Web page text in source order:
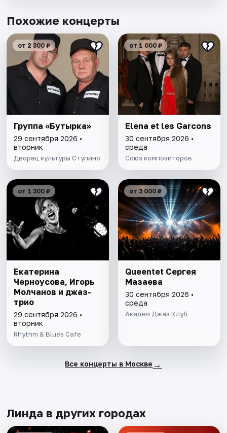
Похожие концерты
от 2 300 ₽
Группа «Бутырка»
29 сентября 2026 •
вторник
Дворец культуры Ступино
от 1 000 ₽
Elena et les Garcons
30 сентября 2026 •
среда
Союз композиторов
от 1 300 ₽
Екатерина
Черноусова, Игорь
Молчанов и джаз-
трио
29 сентября 2026 •
вторник
Rhythm & Blues Cafe
от 3 000 ₽
Queentet Сергея
Мазаева
30 сентября 2026 •
среда
Академ Джаз Клуб
Все концерты в Москве →
Линда в других городах